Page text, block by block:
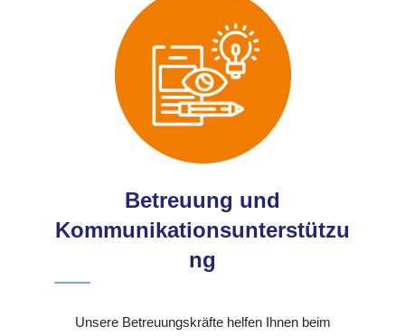
Betreuung und
Kommunikationsunterstützu
ng
Unsere Betreuungskräfte helfen Ihnen beim